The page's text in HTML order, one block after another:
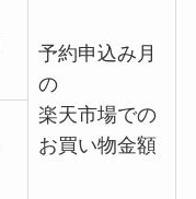
予約申込み月
の
楽天市場での
お買い物金額